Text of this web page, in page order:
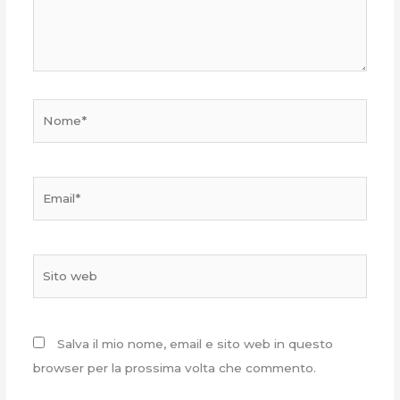
Salva il mio nome, email e sito web in questo
browser per la prossima volta che commento.